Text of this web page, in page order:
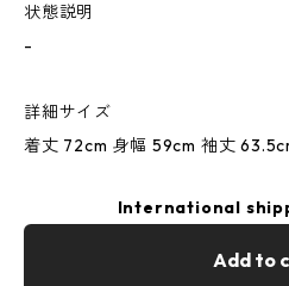
状態説明
-
詳細サイズ
着丈 72cm 身幅 59cm 袖丈
International
Add to